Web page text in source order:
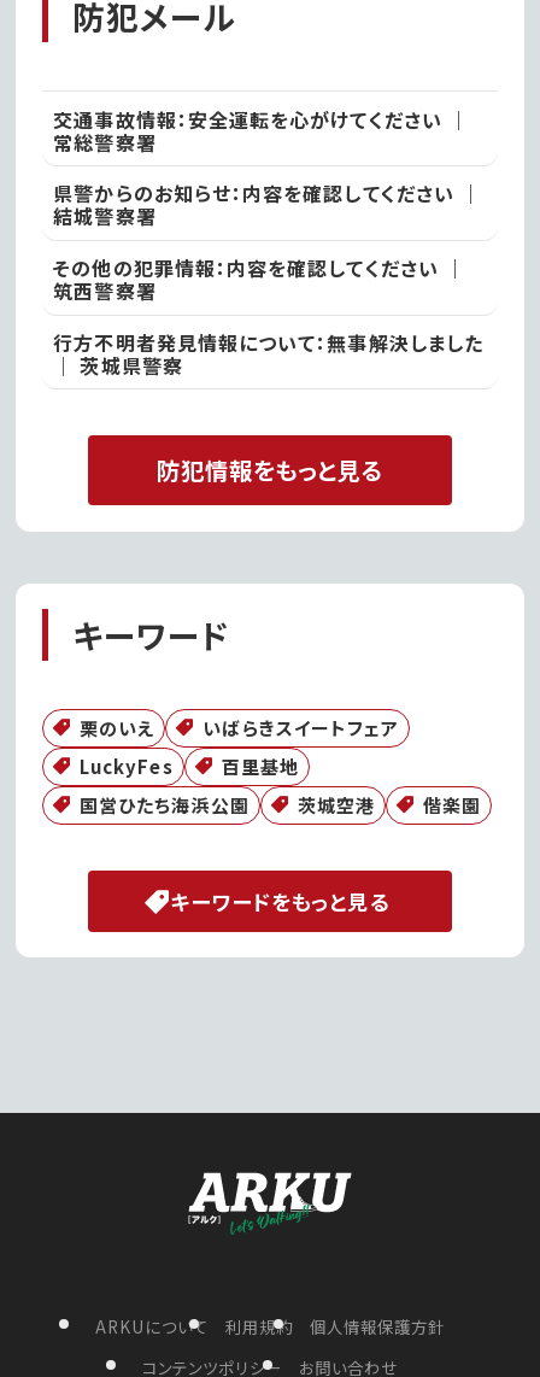
防犯メール
交通事故情報：安全運転を心がけてください ｜
常総警察署
県警からのお知らせ：内容を確認してください ｜
結城警察署
その他の犯罪情報：内容を確認してください ｜
筑西警察署
行方不明者発見情報について：無事解決しました
｜ 茨城県警察
防犯情報をもっと見る
キーワード
栗のいえ
いばらきスイートフェア
LuckyFes
百里基地
国営ひたち海浜公園
茨城空港 偕楽園
キーワードをもっと見る
ARKUについて 利用規約
個人情報保護方針
コンテンツポリシー
お問い合わせ